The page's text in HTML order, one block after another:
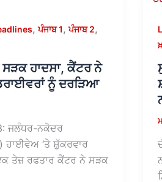
,ਪੰਜਾਬ 1,ਪੰਜਾਬ 2,
ਹਾਦਸਾ, ਕੈਂਟਰ ਨੇ
ਨੂੰ ਦਰੜਿਆ
ਜਲੰਧਰ-ਨਕੋਦਰ
ਹਾਈਵੇਅ ‘ਤੇ ਸ਼ੁੱਕਰਵਾਰ
ਤੇਜ਼ ਰਫਤਾਰ ਕੈਂਟਰ ਨੇ ਸੜਕ